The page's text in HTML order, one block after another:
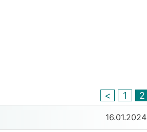
< 1 2
16.01.2024